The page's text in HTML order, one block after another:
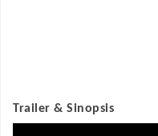
Trailer & Sinopsis